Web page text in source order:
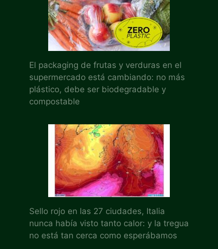
El packaging de frutas y verduras en el
supermercado está cambiando: no más
plástico, debe ser biodegradable y
compostable
Sello rojo en las 27 ciudades, Italia
nunca había visto tanto calor: y la tregua
no está tan cerca como esperábamos